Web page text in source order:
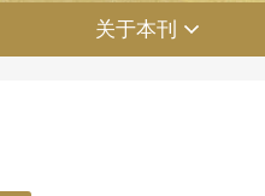
关于本刊